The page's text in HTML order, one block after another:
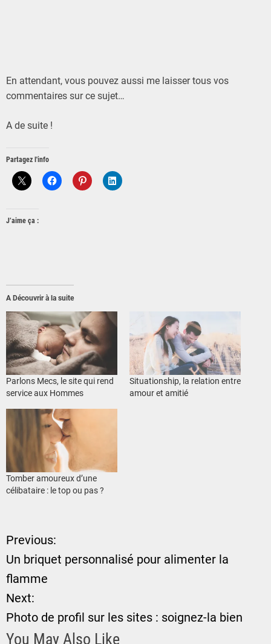
En attendant, vous pouvez aussi me laisser tous vos
commentaires sur ce sujet…
A de suite !
Partagez l'info
J’aime ça :
A Découvrir à la suite
Parlons Mecs, le site qui rend
service aux Hommes
Situationship, la relation entre
amour et amitié
Tomber amoureux d’une
célibataire : le top ou pas ?
N
a
v
i
Previous:
Un briquet personnalisé pour alimenter la
flamme
Next:
Photo de profil sur les sites : soignez-la bien
You May Also Like